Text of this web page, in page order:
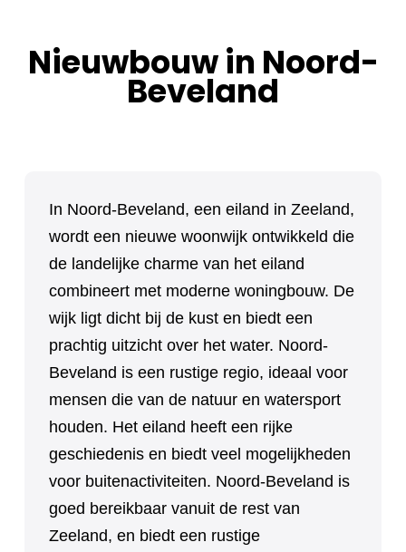
Nieuwbouw in Noord-
Beveland
In Noord-Beveland, een eiland in Zeeland,
wordt een nieuwe woonwijk ontwikkeld die
de landelijke charme van het eiland
combineert met moderne woningbouw. De
wijk ligt dicht bij de kust en biedt een
prachtig uitzicht over het water. Noord-
Beveland is een rustige regio, ideaal voor
mensen die van de natuur en watersport
houden. Het eiland heeft een rijke
geschiedenis en biedt veel mogelijkheden
voor buitenactiviteiten. Noord-Beveland is
goed bereikbaar vanuit de rest van
Zeeland, en biedt een rustige